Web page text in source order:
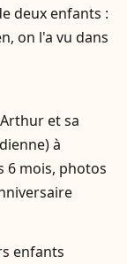
deux enfants :
on l'a vu dans
et sa
à
6 mois, photos
enfants